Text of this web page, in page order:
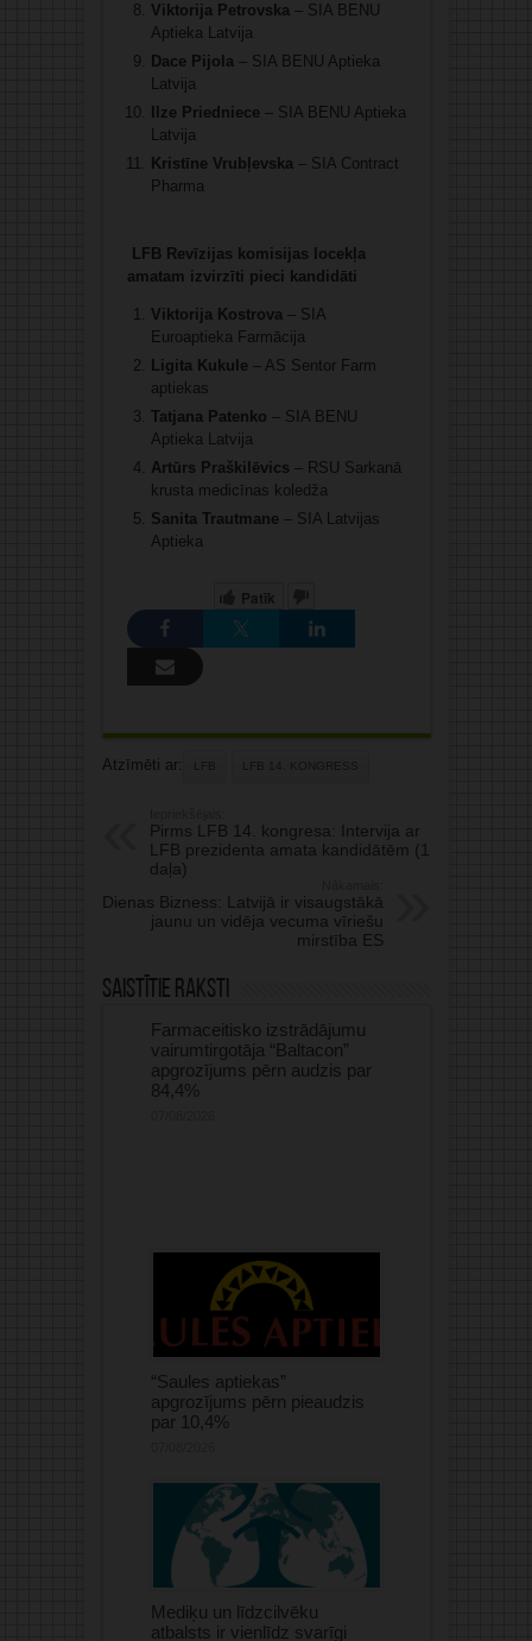
Viktorija Petrovska– SIA BENU
Aptieka Latvija
Dace Pijola– SIA BENU Aptieka
Latvija
Ilze Priedniece – SIA BENU Aptieka
Latvija
Kristīne Vrubļevska– SIA Contract
Pharma
LFB Revīzijas komisijas locekļa
amatam izvirzīti pieci kandidāti
Viktorija Kostrova– SIA
Euroaptieka Farmācija
Ligita Kukule – AS Sentor Farm
aptiekas
Tatjana Patenko – SIA BENU
Aptieka Latvija
Artūrs Praškilēvics – RSU Sarkanā
krusta medicīnas koledža
Sanita Trautmane – SIA Latvijas
Aptieka
Patīk
Atzīmēti ar: LFB 14. KONGRESS
Pirms LFB 14. kongresa: Intervija ar
LFB prezidenta amata kandidātēm (1.
daļa)
Dienas Bizness: Latvijā ir visaugstākā
jaunu un vidēja vecuma vīriešu
mirstība ES
Saistītie raksti
Farmaceitisko izstrādājumu
vairumtirgotāja “Baltacon”
apgrozījums pērn audzis par
84,4%
“Saules aptiekas”
apgrozījums pērn pieaudzis
par 10,4%
Mediķu un līdzcilvēku
atbalsts ir vienlīdz svarīgi